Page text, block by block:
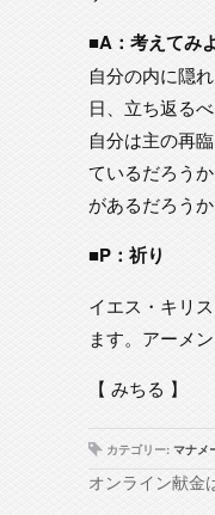
■A：考えてみ
自分の内に隠
日、立ち返る
自分は主の再
ているだろう
があるだろうか
■P：祈り
イエス・キリ
ます。アーメン
【 みちる 】
カテゴリー: マナメ
オンライン献金